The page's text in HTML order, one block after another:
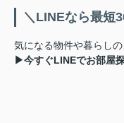
＼LINEなら最短
気になる物件や暮らし
▶今すぐLINEでお部屋